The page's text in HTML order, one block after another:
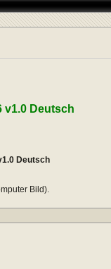
v1.0 Deutsch
Deutsch
Bild).